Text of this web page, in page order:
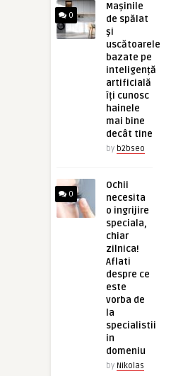
0
Mașinile
de spălat
și
uscătoarele
bazate pe
inteligență
artificială
îți cunosc
hainele
mai bine
decât tine
by b2bseo
0
Ochii
necesita
o ingrijire
speciala,
chiar
zilnica!
Aflati
despre ce
este
vorba de
la
specialistii
in
domeniu
by Nikolas